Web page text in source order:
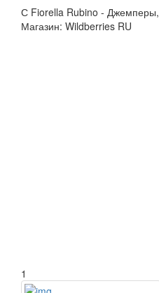
С Fiorella Rubino - Джемперы,
Магазин: Wildberries RU
1